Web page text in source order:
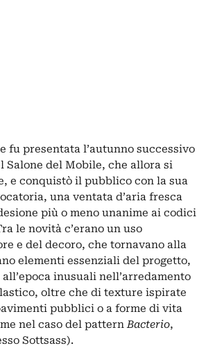
fu presentata l’autunno successivo
Salone del Mobile, che allora si
e conquistò il pubblico con la sua
una ventata d’aria fresca
più o meno unanime ai codici
le novità c’erano un uso
e del decoro, che tornavano alla
elementi essenziali del progetto,
inusuali nell’arredamento
oltre che di texture ispirate
pubblici o a forme di vita
nel caso del patternBacterio,
Sottsass).